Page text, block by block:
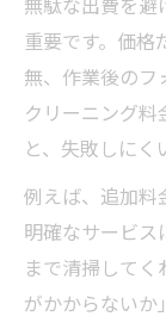
ガイド
コス
探し方
無駄
頼法
まと
ント
エア
重要です。価格
無、作業後のフ
クリーニング
と、失敗しにく
例えば、追加料
明確なサービス
まで清掃して
がかからないか